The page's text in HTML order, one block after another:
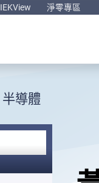
IEKView 淨零專區
半導體